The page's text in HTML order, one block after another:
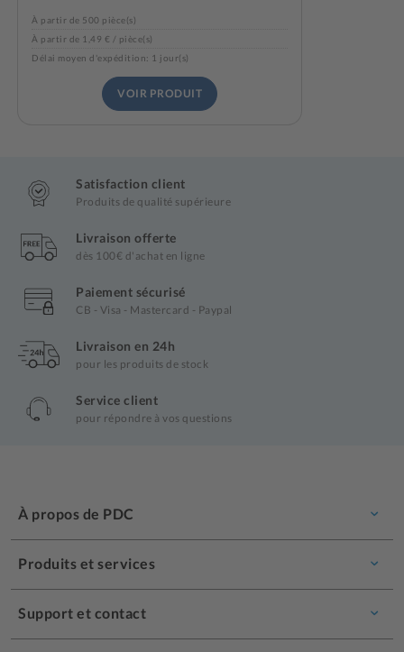
À partir de 500 pièce(s)
À partir de 1,49 € / pièce(s)
Délai moyen d'expédition: 1 jour(s)
VOIR PRODUIT
Satisfaction client
Produits de qualité supérieure
Livraison offerte
dès 100€ d'achat en ligne
Paiement sécurisé
CB - Visa - Mastercard - Paypal
Livraison en 24h
pour les produits de stock
Service client
pour répondre à vos questions
À propos de PDC
Produits et services
Support et contact